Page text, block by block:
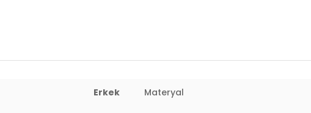
Erkek Materyal